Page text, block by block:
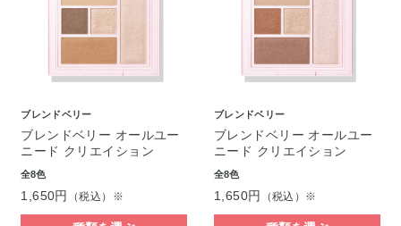
ブレンドベリー
ブレンドベリー オールユー
ニード クリエイション
全8色
1,650円 （税込）※
ブレンドベリー
ブレンドベリー オールユー
ニード クリエイション
全8色
1,650円 （税込）※